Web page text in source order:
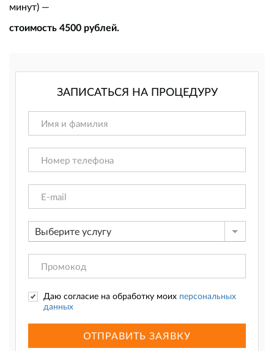
минут) —
стоимость 4500 рублей.
ЗАПИСАТЬСЯ НА ПРОЦЕДУРУ
Выберите услугу
Даю согласие на обработку моих персональных
данных
ОТПРАВИТЬ ЗАЯВКУ